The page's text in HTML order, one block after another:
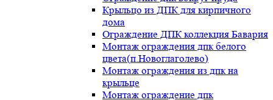
Крыльцо из ДПК для кирпичного
дома
Ограждение ДПК коллекция Бавария
Монтаж ограждения дпк белого
цвета(п.Новоглаголево)
Монтаж ограждения из дпк на
крыльце
Монтаж ограждение дпк